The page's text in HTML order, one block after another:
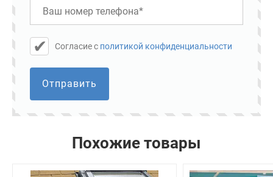
Cогласие с политикой конфиденциальности
Отправить
Похожие товары